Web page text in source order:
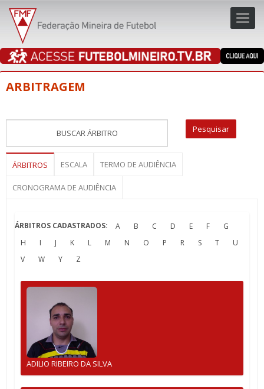
ARBITRAGEM
ÁRBITROS ESCALA TERMO DE AUDIÊNCIA
CRONOGRAMA DE AUDIÊNCIA
ÁRBITROS CADASTRADOS: A B C D E F
G
H
I J K L M N O P R S T
U
V
W Y Z
ADILIO RIBEIRO DA SILVA